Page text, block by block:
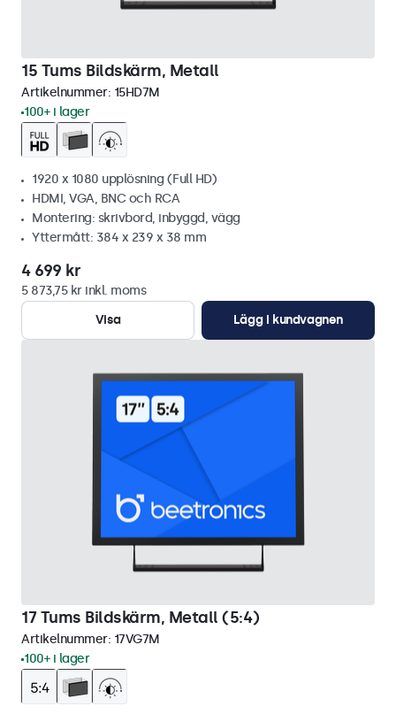
15 Tums Bildskärm, Metall
Artikelnummer: 15HD7M
100+ i lager
1920 x 1080 upplösning (Full HD)
HDMI, VGA, BNC och RCA
Montering: skrivbord, inbyggd, vägg
Yttermått: 384 x 239 x 38 mm
4 699 kr
5 873,75 kr inkl. moms
Visa
Lägg i kundvagnen
17 Tums Bildskärm, Metall (5:4)
Artikelnummer: 17VG7M
100+ i lager